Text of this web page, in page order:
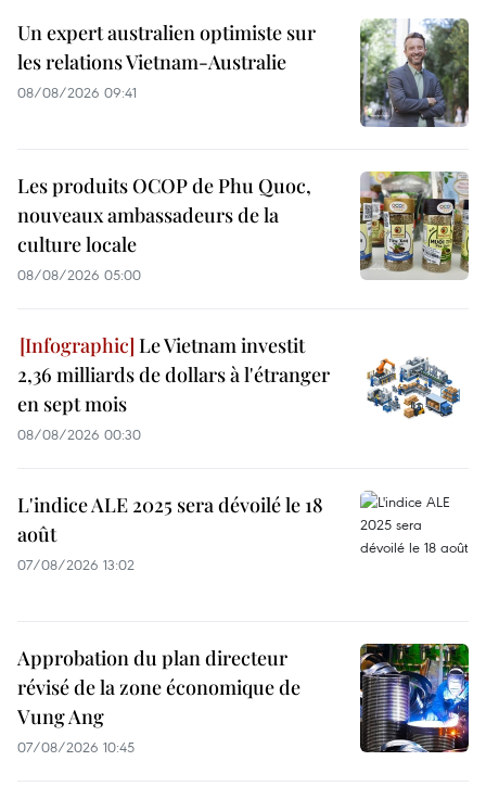
Un expert australien optimiste sur
les relations Vietnam-Australie
08/08/2026 09:41
Les produits OCOP de Phu Quoc,
nouveaux ambassadeurs de la
culture locale
08/08/2026 05:00
Le Vietnam investit
2,36 milliards de dollars à l'étranger
en sept mois
08/08/2026 00:30
L'indice ALE 2025 sera dévoilé le 18
août
07/08/2026 13:02
Approbation du plan directeur
révisé de la zone économique de
Vung Ang
07/08/2026 10:45